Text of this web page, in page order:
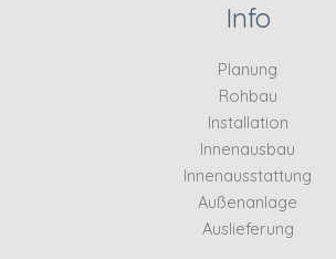
Info
Planung
Rohbau
Installation
Innenausbau
Innenausstattung
Außenanlage
Auslieferung